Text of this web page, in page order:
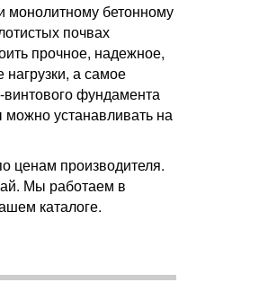
бетонному
почвах
прочное, надежное,
а самое
фундамента
устанавливать на
ценам производителя.
Мы работаем в
каталоге.